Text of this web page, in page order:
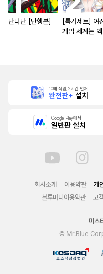
단다단 [단행본]
[특가세트] 여
게임 세계는 엑
10배 적립, 2시간 먼저
완전판+ 설치
Google Play에서
일반판 설치
회사소개 이용약관 개
블루머니이용약관
고
미스
© Mr.Blue